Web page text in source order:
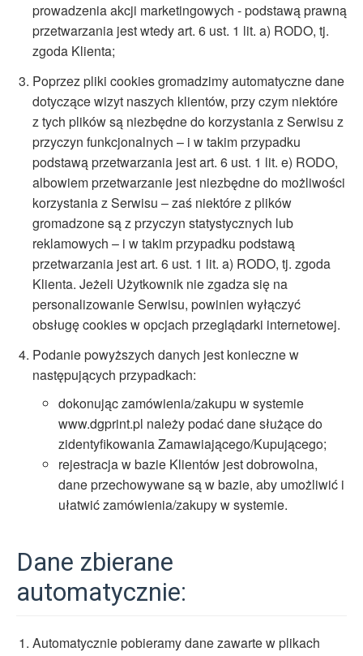
prowadzenia akcji marketingowych - podstawą prawną
przetwarzania jest wtedy art. 6 ust. 1 lit. a) RODO, tj.
zgoda Klienta;
Poprzez pliki cookies gromadzimy automatyczne dane
dotyczące wizyt naszych klientów, przy czym niektóre
z tych plików są niezbędne do korzystania z Serwisu z
przyczyn funkcjonalnych – i w takim przypadku
podstawą przetwarzania jest art. 6 ust. 1 lit. e) RODO,
albowiem przetwarzanie jest niezbędne do możliwości
korzystania z Serwisu – zaś niektóre z plików
gromadzone są z przyczyn statystycznych lub
reklamowych – i w takim przypadku podstawą
przetwarzania jest art. 6 ust. 1 lit. a) RODO, tj. zgoda
Klienta. Jeżeli Użytkownik nie zgadza się na
personalizowanie Serwisu, powinien wyłączyć
obsługę cookies w opcjach przeglądarki internetowej.
Podanie powyższych danych jest konieczne w
następujących przypadkach:
dokonując zamówienia/zakupu w systemie
www.dgprint.pl należy podać dane służące do
zidentyfikowania Zamawiającego/Kupującego;
rejestracja w bazie Klientów jest dobrowolna,
dane przechowywane są w bazie, aby umożliwić i
ułatwić zamówienia/zakupy w systemie.
Dane zbierane
automatycznie:
Automatycznie pobieramy dane zawarte w plikach